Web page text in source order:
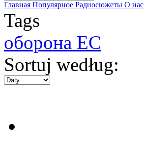
Главная Популярное Радиосюжеты О нас
Tags
оборона ЕС
Sortuj według: